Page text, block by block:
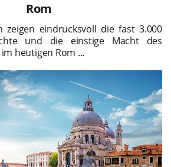
Rom
zeigen eindrucksvoll die fast 3.000
und die einstige Macht des
heutigen Rom ...